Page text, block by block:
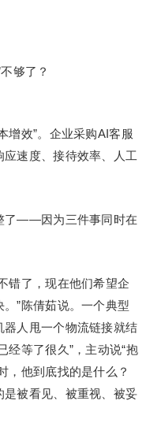
够了？
增效”。企业采购AI客服
速度、接待效率、人工
了——因为三件事同时在
错了，现在他们希望企
”陈倩茹说。一个典型
人甩一个物流链接就结
经等了很久”，主动说“抱
，他到底找的是什么？
被看见、被重视、被妥